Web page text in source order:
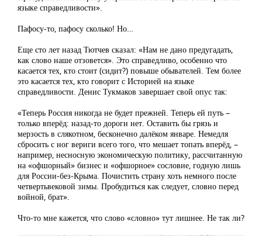
языке справедливости».
Пафосу-то, пафосу сколько! Но…
Еще сто лет назад Тютчев сказал: «Нам не дано предугадать,
как слово наше отзовется». Это справедливо, особенно что
касается тех, кто стоит (сидит?) повыше обывателей. Тем более
это касается тех, кто говорит с Историей на языке
справедливости. Денис Тукмаков завершает свой опус так:
«Теперь Россия никогда не будет прежней. Теперь ей путь –
только вперёд: назад-то дороги нет. Оставить бы грязь и
мерзость в слякотном, бесконечно далёком январе. Немедля
сбросить с ног вериги всего того, что мешает топать вперёд, –
например, несносную экономическую политику, рассчитанную
на «офшорный» бизнес и «офшорное» сословие, годную лишь
для России-без-Крыма. Почистить страну хоть немного после
четвертьвековой зимы. Пробудиться как следует, словно перед
войной, брат».
Что-то мне кажется, что слово «словно» тут лишнее. Не так ли?